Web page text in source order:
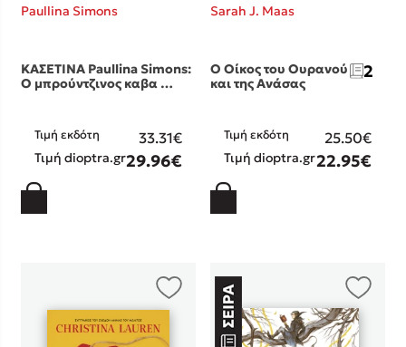
Paullina Simons
ΚΑΣΕΤΙΝΑ Paullina Simons:
Ο μπρούντζινος καβα …
Τιμή εκδότη 33.31€
Τιμή dioptra.gr29.96€
Sarah J. Maas
Ο Οίκος του Ουρανού
και της Ανάσας
2
Τιμή εκδότη 25.50€
Τιμή dioptra.gr22.95€